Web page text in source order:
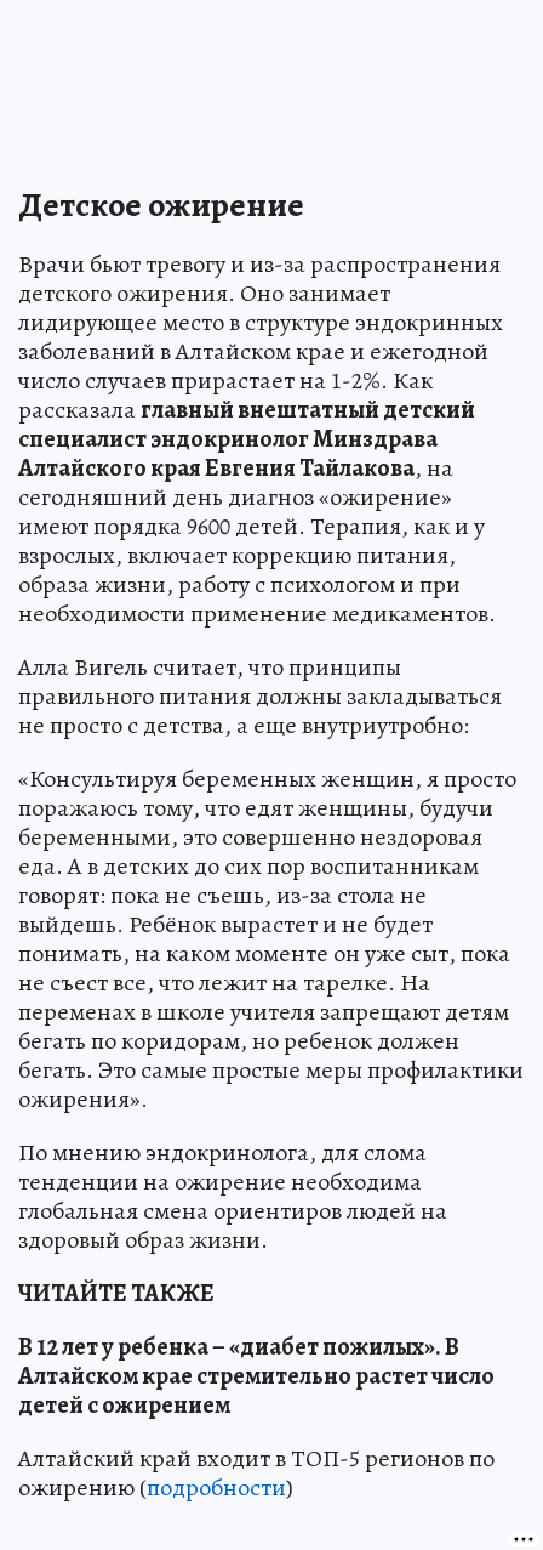
Детское ожирение
Врачи бьют тревогу и из-за распространения
детского ожирения. Оно занимает
лидирующее место в структуре эндокринных
заболеваний в Алтайском крае и ежегодной
число случаев прирастает на 1-2%. Как
рассказалаглавный внештатный детский
специалист эндокринолог Минздрава
Алтайского края Евгения Тайлакова, на
сегодняшний день диагноз «ожирение»
имеют порядка 9600 детей. Терапия, как и у
взрослых, включает коррекцию питания,
образа жизни, работу с психологом и при
необходимости применение медикаментов.
Алла Вигель считает, что принципы
правильного питания должны закладываться
не просто с детства, а еще внутриутробно:
«Консультируя беременных женщин, я просто
поражаюсь тому, что едят женщины, будучи
беременными, это совершенно нездоровая
еда. А в детских до сих пор воспитанникам
говорят: пока не съешь, из-за стола не
выйдешь. Ребёнок вырастет и не будет
понимать, на каком моменте он уже сыт, пока
не съест все, что лежит на тарелке. На
переменах в школе учителя запрещают детям
бегать по коридорам, но ребенок должен
бегать. Это самые простые меры профилактики
ожирения».
По мнению эндокринолога, для слома
тенденции на ожирение необходима
глобальная смена ориентиров людей на
здоровый образ жизни.
ЧИТАЙТЕ ТАКЖЕ
В 12 лет у ребенка – «диабет пожилых». В
Алтайском крае стремительно растет число
детей с ожирением
Алтайский край входит в ТОП-5 регионов по
ожирению (подробности)